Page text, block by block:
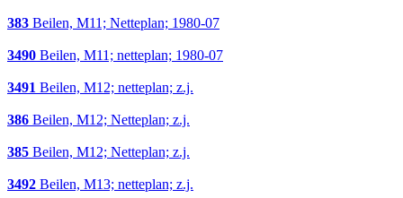
383 Beilen, M11; Netteplan; 1980-07
3490 Beilen, M11; netteplan; 1980-07
3491 Beilen, M12; netteplan; z.j.
386 Beilen, M12; Netteplan; z.j.
385 Beilen, M12; Netteplan; z.j.
3492 Beilen, M13; netteplan; z.j.